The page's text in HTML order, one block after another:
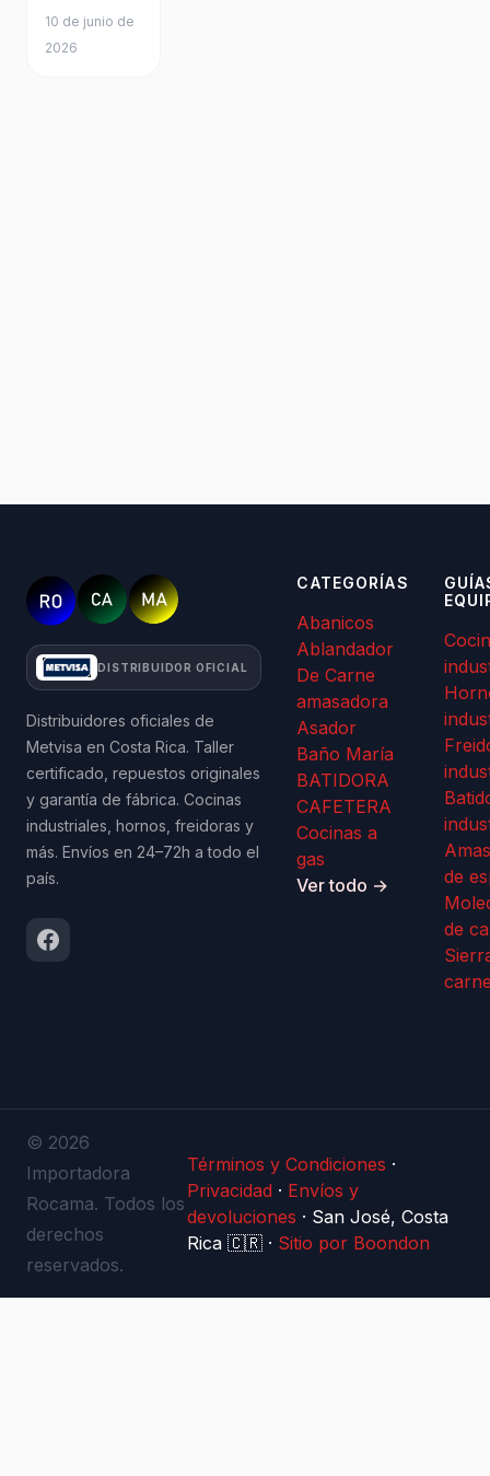
10 de junio de
2026
DISTRIBUIDOR OFICIAL
Distribuidores oficiales de
Metvisa en Costa Rica. Taller
certificado, repuestos originales
y garantía de fábrica. Cocinas
industriales, hornos, freidoras y
más. Envíos en 24–72h a todo el
país.
CATEGORÍAS
Abanicos
Ablandador
De Carne
amasadora
Asador
Baño María
BATIDORA
CAFETERA
Cocinas a
gas
Ver todo →
de
de
© 2026
Importadora
Rocama. Todos los
derechos
reservados.
Términos y Condiciones ·
Privacidad · Envíos y
devoluciones · San José, Costa
Rica 🇨🇷 · Sitio por Boondon